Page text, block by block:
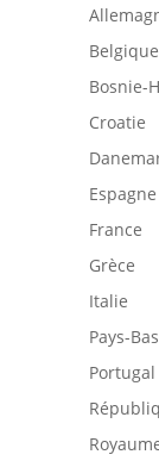
Belgique
Bosnie-
Croatie
Espagne
France
Grèce
Italie
Pays-Bas
Portugal